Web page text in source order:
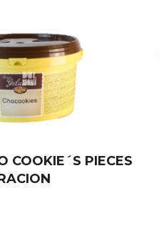
COOKIE´S PIECES